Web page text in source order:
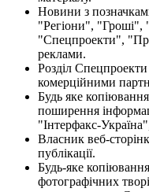
Новини з
"Регіони",
"Спецпроекти",
реклами.
Розділ
комерційними
Будь яке
поширення
"Інтерфакс-
Власник веб-
публікації.
Будь-яке
фотографічних